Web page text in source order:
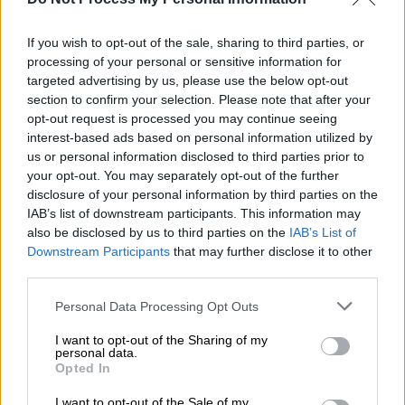
If you wish to opt-out of the sale, sharing to third parties, or
processing of your personal or sensitive information for
targeted advertising by us, please use the below opt-out
section to confirm your selection. Please note that after your
opt-out request is processed you may continue seeing
interest-based ads based on personal information utilized by
us or personal information disclosed to third parties prior to
your opt-out. You may separately opt-out of the further
disclosure of your personal information by third parties on the
IAB’s list of downstream participants. This information may
also be disclosed by us to third parties on the IAB’s List of
Downstream Participants that may further disclose it to other
Please note that this website/app uses one or more Google
not limited to your visit or usage behaviour. You may click to
grant or deny consent to Google and its third-party tags to
use your data for below specified purposes in below Google
consent section.
Personal Data Processing Opt Outs
I want to opt-out of the Sharing of my
personal data.
Opted In
αυτοκίνητα στα πάρκινγκ».
Οτραγουδιστής είπε ότι το τρένο της
επιτυχίας ήταν τόσο γρηγορο που δεν του
άφηνε χρόνο να απολαύσει το... τοπίο.
«¨Ηταν σφαίρα το τρένο. Δεν μου άφηνε
περιθώριο και είπα ότι βαρέθηκα.Είμαι
ανήσυχος και μπήκα σε μια κατάσταση να το
"γυρίσω" όλο. Και είπα δεν θα το προδώσω».
Αναφορικά με την απόκτηση παιδιού, ο
παιδί θα έπρεπε να έχω συνοδοιπόρο
. Όλοι
χρειαζόμαστε τον θεραπευτή μας, άμα δεν
τον βρούμε, δεν μπορούμε να
προχωρήσουμε».